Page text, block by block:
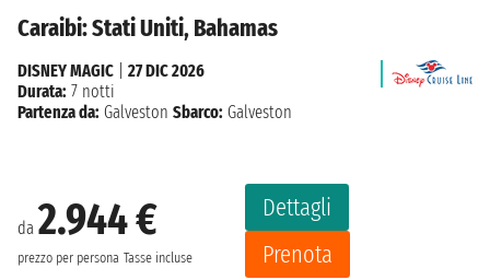
Caraibi: Stati Uniti, Bahamas
da 2.944 €
prezzo per persona Tasse incluse
Dettagli
Prenota
DISNEY MAGIC
27 DIC 2026
Durata: 7 notti
Partenza da: Galveston Sbarco: Galveston